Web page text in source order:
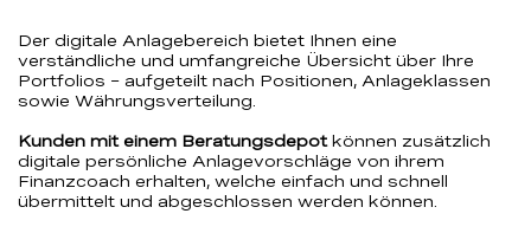
Der digitale Anlagebereich bietet Ihnen eine
verständliche und umfangreiche Übersicht über Ihre
Portfolios – aufgeteilt nach Positionen, Anlageklassen
sowie Währungsverteilung.
Kunden mit einem Beratungsdepotkönnen zusätzlich
digitale persönliche Anlagevorschläge von ihrem
Finanzcoach erhalten, welche einfach und schnell
übermittelt und abgeschlossen werden können.